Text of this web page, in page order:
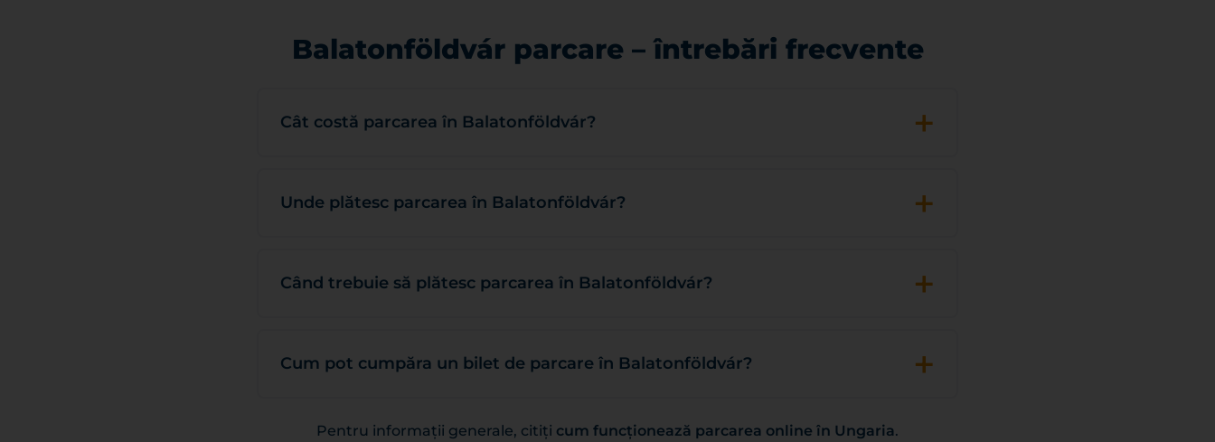
Balatonföldvár parcare – întrebări frecvente
Cât costă parcarea în Balatonföldvár? +
Unde plătesc parcarea în Balatonföldvár? +
Când trebuie să plătesc parcarea în Balatonföldvár? +
Cum pot cumpăra un bilet de parcare în Balatonföldvár? +
Pentru informații generale, citiți cum funcționează parcarea online în Ungaria.